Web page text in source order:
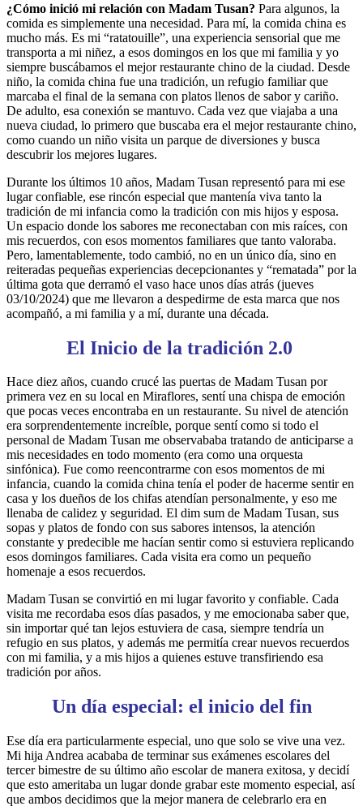
¿Cómo inició mi relación con Madam Tusan? Para algunos, la
comida es simplemente una necesidad. Para mí, la comida china es
mucho más. Es mi “ratatouille”, una experiencia sensorial que me
transporta a mi niñez, a esos domingos en los que mi familia y yo
siempre buscábamos el mejor restaurante chino de la ciudad. Desde
niño, la comida china fue una tradición, un refugio familiar que
marcaba el final de la semana con platos llenos de sabor y cariño.
De adulto, esa conexión se mantuvo. Cada vez que viajaba a una
nueva ciudad, lo primero que buscaba era el mejor restaurante chino,
como cuando un niño visita un parque de diversiones y busca
descubrir los mejores lugares.
Durante los últimos 10 años, Madam Tusan representó para mi ese
lugar confiable, ese rincón especial que mantenía viva tanto la
tradición de mi infancia como la tradición con mis hijos y esposa.
Un espacio donde los sabores me reconectaban con mis raíces, con
mis recuerdos, con esos momentos familiares que tanto valoraba.
Pero, lamentablemente, todo cambió, no en un único día, sino en
reiteradas pequeñas experiencias decepcionantes y “rematada” por la
última gota que derramó el vaso hace unos días atrás (jueves
03/10/2024) que me llevaron a despedirme de esta marca que nos
acompañó, a mi familia y a mí, durante una década.
El Inicio de la tradición 2.0
Hace diez años, cuando crucé las puertas de Madam Tusan por
primera vez en su local en Miraflores, sentí una chispa de emoción
que pocas veces encontraba en un restaurante. Su nivel de atención
era sorprendentemente increíble, porque sentí como si todo el
personal de Madam Tusan me observababa tratando de anticiparse a
mis necesidades en todo momento (era como una orquesta
sinfónica). Fue como reencontrarme con esos momentos de mi
infancia, cuando la comida china tenía el poder de hacerme sentir en
casa y los dueños de los chifas atendían personalmente, y eso me
llenaba de calidez y seguridad. El dim sum de Madam Tusan, sus
sopas y platos de fondo con sus sabores intensos, la atención
constante y predecible me hacían sentir como si estuviera replicando
esos domingos familiares. Cada visita era como un pequeño
homenaje a esos recuerdos.
Madam Tusan se convirtió en mi lugar favorito y confiable. Cada
visita me recordaba esos días pasados, y me emocionaba saber que,
sin importar qué tan lejos estuviera de casa, siempre tendría un
refugio en sus platos, y además me permitía crear nuevos recuerdos
con mi familia, y a mis hijos a quienes estuve transfiriendo esa
tradición por años.
Un día especial: el inicio del fin
Ese día era particularmente especial, uno que solo se vive una vez.
Mi hija Andrea acababa de terminar sus exámenes escolares del
tercer bimestre de su último año escolar de manera exitosa, y decidí
que esto ameritaba un lugar donde grabar este momento especial, así
que ambos decidimos que la mejor manera de celebrarlo era en